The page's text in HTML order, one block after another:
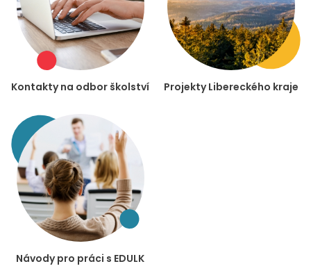
Kontakty na odbor školství Projekty Libereckého kraje
Návody pro práci s EDULK